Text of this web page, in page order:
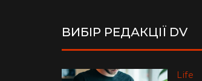
ВИБІР РЕДАКЦІЇ DV
Life
Life